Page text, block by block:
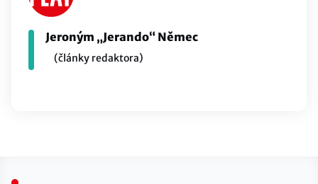
Jeroným „Jerando“ Němec
(články redaktora)